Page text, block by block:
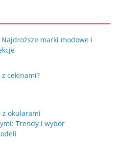
marki modowe i
cekinami?
z okularami
Trendy i wybór